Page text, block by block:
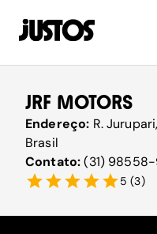
JRF MOTORS
Endereço: R.
Brasil
Contato:(31) 98558-
5 (3)